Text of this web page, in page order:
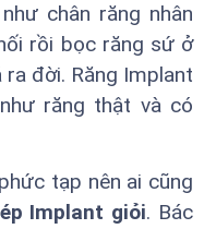
chân răng nhân
rồi bọc răng sứ ở
đời. Răng Implant
răng thật và có
tạp nên ai cũng
Implant giỏi. Bác